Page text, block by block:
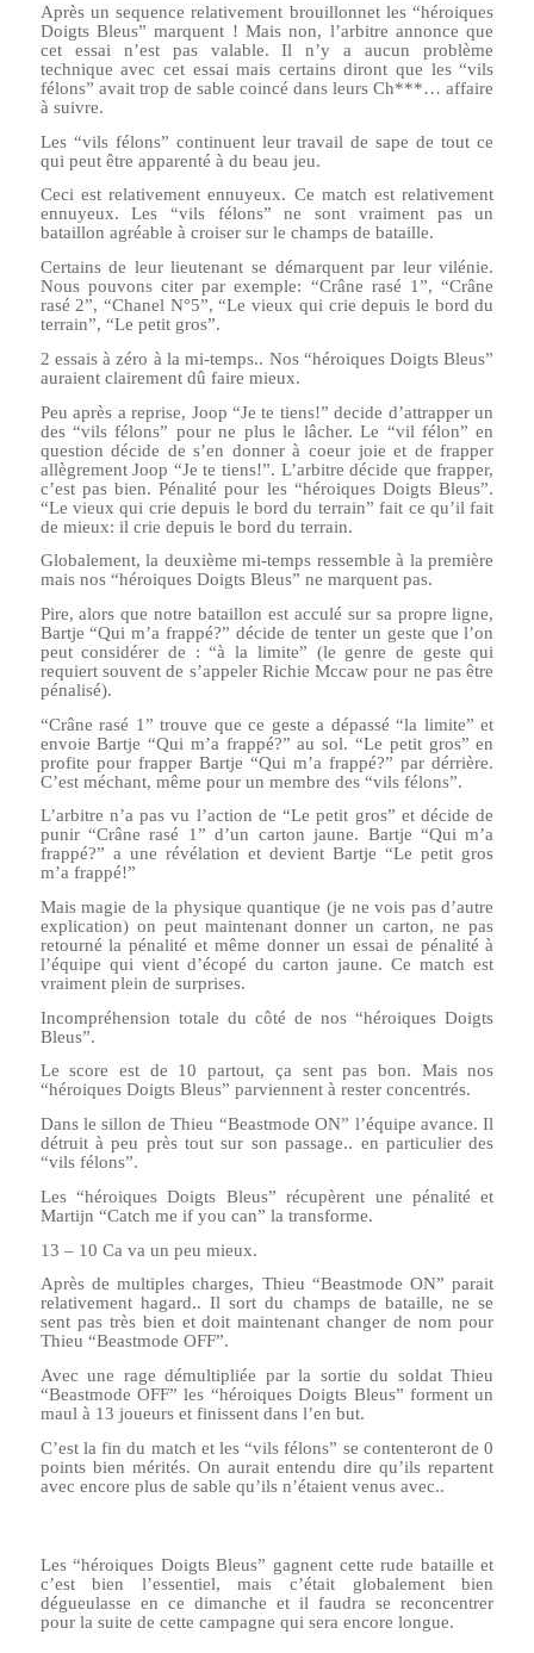
Après un sequence relativement brouillonnet les “héroiques
Doigts Bleus” marquent ! Mais non, l’arbitre annonce que
cet essai n’est pas valable. Il n’y a aucun problème
technique avec cet essai mais certains diront que les “vils
félons” avait trop de sable coincé dans leurs Ch***… affaire
à suivre.
Les “vils félons” continuent leur travail de sape de tout ce
qui peut être apparenté à du beau jeu.
Ceci est relativement ennuyeux. Ce match est relativement
ennuyeux. Les “vils félons” ne sont vraiment pas un
bataillon agréable à croiser sur le champs de bataille.
Certains de leur lieutenant se démarquent par leur vilénie.
Nous pouvons citer par exemple: “Crâne rasé 1”, “Crâne
rasé 2”, “Chanel N°5”, “Le vieux qui crie depuis le bord du
terrain”, “Le petit gros”.
2 essais à zéro à la mi-temps.. Nos “héroiques Doigts Bleus”
auraient clairement dû faire mieux.
Peu après a reprise, Joop “Je te tiens!” decide d’attrapper un
des “vils félons” pour ne plus le lâcher. Le “vil félon” en
question décide de s’en donner à coeur joie et de frapper
allègrement Joop “Je te tiens!”. L’arbitre décide que frapper,
c’est pas bien. Pénalité pour les “héroiques Doigts Bleus”.
“Le vieux qui crie depuis le bord du terrain” fait ce qu’il fait
de mieux: il crie depuis le bord du terrain.
Globalement, la deuxième mi-temps ressemble à la première
mais nos “héroiques Doigts Bleus” ne marquent pas.
Pire, alors que notre bataillon est acculé sur sa propre ligne,
Bartje “Qui m’a frappé?” décide de tenter un geste que l’on
peut considérer de : “à la limite” (le genre de geste qui
requiert souvent de s’appeler Richie Mccaw pour ne pas être
pénalisé).
“Crâne rasé 1” trouve que ce geste a dépassé “la limite” et
envoie Bartje “Qui m’a frappé?” au sol. “Le petit gros” en
profite pour frapper Bartje “Qui m’a frappé?” par dérrière.
C’est méchant, même pour un membre des “vils félons”.
L’arbitre n’a pas vu l’action de “Le petit gros” et décide de
punir “Crâne rasé 1” d’un carton jaune. Bartje “Qui m’a
frappé?” a une révélation et devient Bartje “Le petit gros
m’a frappé!”
Mais magie de la physique quantique (je ne vois pas d’autre
explication) on peut maintenant donner un carton, ne pas
retourné la pénalité et même donner un essai de pénalité à
l’équipe qui vient d’écopé du carton jaune. Ce match est
vraiment plein de surprises.
Incompréhension totale du côté de nos “héroiques Doigts
Bleus”.
Le score est de 10 partout, ça sent pas bon. Mais nos
“héroiques Doigts Bleus” parviennent à rester concentrés.
Dans le sillon de Thieu “Beastmode ON” l’équipe avance. Il
détruit à peu près tout sur son passage.. en particulier des
“vils félons”.
Les “héroiques Doigts Bleus” récupèrent une pénalité et
Martijn “Catch me if you can” la transforme.
13 – 10 Ca va un peu mieux.
Après de multiples charges, Thieu “Beastmode ON” parait
relativement hagard.. Il sort du champs de bataille, ne se
sent pas très bien et doit maintenant changer de nom pour
Thieu “Beastmode OFF”.
Avec une rage démultipliée par la sortie du soldat Thieu
“Beastmode OFF” les “héroiques Doigts Bleus” forment un
maul à 13 joueurs et finissent dans l’en but.
C’est la fin du match et les “vils félons” se contenteront de 0
points bien mérités. On aurait entendu dire qu’ils repartent
avec encore plus de sable qu’ils n’étaient venus avec..
Les “héroiques Doigts Bleus” gagnent cette rude bataille et
c’est bien l’essentiel, mais c’était globalement bien
dégueulasse en ce dimanche et il faudra se reconcentrer
pour la suite de cette campagne qui sera encore longue.